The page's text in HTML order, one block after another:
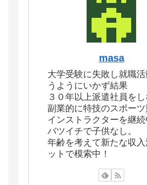
masa
大学受験に失敗し就職活
うようにいかず結果
３０年以上派遣社員をし
副業的に特技のスポー
インストラクターを継続
バツイチで子供なし。
年齢を考えて新たな収入
ットで模索中！